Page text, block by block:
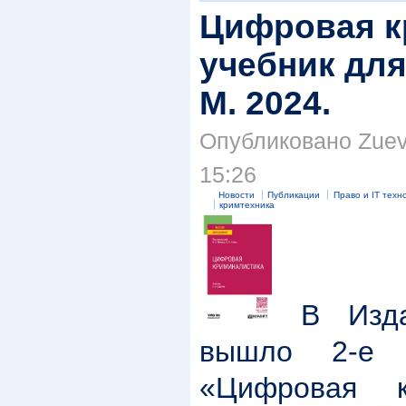
Цифровая
учебник
М. 2024.
Опубликовано
15:26
Новости Публикации
Право и IT
кримтехника
В
вышло 2-е
«Цифровая